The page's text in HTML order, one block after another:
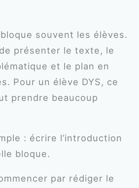
souvent les élèves.
présenter le texte, le
et le plan en
Pour un élève DYS, ce
prendre beaucoup
: écrire l’introduction
bloque.
par rédiger le